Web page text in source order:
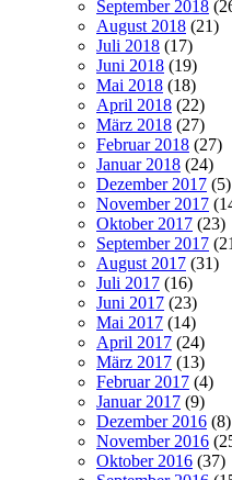
September 2018
August 2018 (21)
Juli 2018 (17)
Juni 2018 (19)
Mai 2018 (18)
April 2018 (22)
März 2018 (27)
Februar 2018 (27)
Januar 2018 (24)
Dezember 2017 (5)
November 2017
Oktober 2017 (23)
September 2017
August 2017 (31)
Juli 2017 (16)
Juni 2017 (23)
Mai 2017 (14)
April 2017 (24)
März 2017 (13)
Februar 2017 (4)
Januar 2017 (9)
Dezember 2016 (8)
November 2016
Oktober 2016 (37)